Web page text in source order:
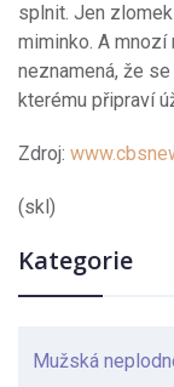
splnit. Jen
miminko. A
neznamená, že
kterému připraví
Zdroj:
(skl)
Kategorie
Mužská